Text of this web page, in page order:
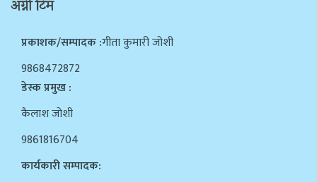
अग्नी टिम
प्रकाशक/सम्पादक :गीता कुमारी जोशी
9868472872
डेस्क प्रमुख :
कैलाश जोशी
9861816704
कार्यकारी सम्पादक: